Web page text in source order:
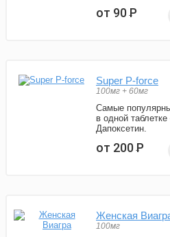
от 90Р
Super P-force
100мг + 60мг
Самые
в одной
Дапоксетин.
от 200Р
Женская
100мг